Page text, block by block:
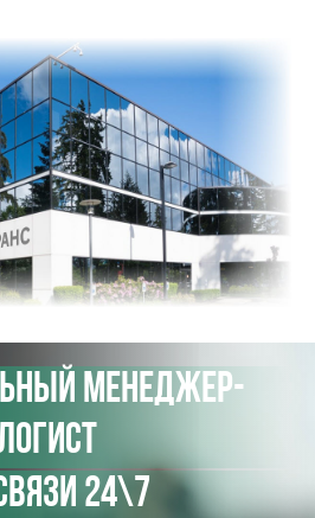
менеджер-
24\7